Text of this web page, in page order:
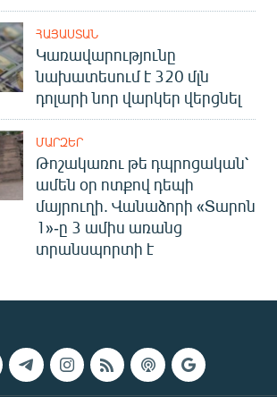
ՀԱՅԱՍՏԱՆ
Կառավարությունը
նախատեսում է 320 մլն
դոլարի նոր վարկեր վերցնել
ՄԱՐԶԵՐ
Թոշակառու թե դպրոցական՝
ամեն օր ոտքով դեպի
մայրուղի. Վանաձորի «Տարոն
1»-ը 3 ամիս առանց
տրանսպորտի է